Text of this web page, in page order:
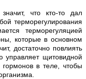
что кто-то дал
терморегулирования
терморегуляцией
которые в основном
достаточно повлиять
щитовидной
в теле, чтобы